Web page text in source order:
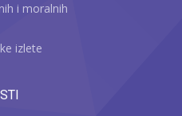
i moralnih
izlete